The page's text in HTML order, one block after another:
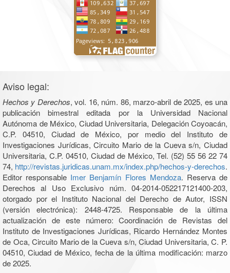
Aviso legal:
Hechos y Derechos, vol. 16, núm. 86, marzo-abril de 2025, es una
publicación bimestral editada por la Universidad Nacional
Autónoma de México, Ciudad Universitaria, Delegación Coyoacán,
C.P. 04510, Ciudad de México, por medio del Instituto de
Investigaciones Jurídicas, Circuito Mario de la Cueva s/n, Ciudad
Universitaria, C.P. 04510, Ciudad de México, Tel. (52) 55 56 22 74
74, http://revistas.juridicas.unam.mx/index.php/hechos-y-derechos.
Editor responsable Imer Benjamín Flores Mendoza. Reserva de
Derechos al Uso Exclusivo núm. 04-2014-052217121400-203,
otorgado por el Instituto Nacional del Derecho de Autor, ISSN
(versión electrónica): 2448-4725. Responsable de la última
actualización de este número: Coordinación de Revistas del
Instituto de Investigaciones Jurídicas, Ricardo Hernández Montes
de Oca, Circuito Mario de la Cueva s/n, Ciudad Universitaria, C. P.
04510, Ciudad de México, fecha de la última modificación: marzo
de 2025.